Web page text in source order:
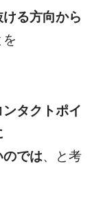
る方向から
タクトポイ
のでは、と考